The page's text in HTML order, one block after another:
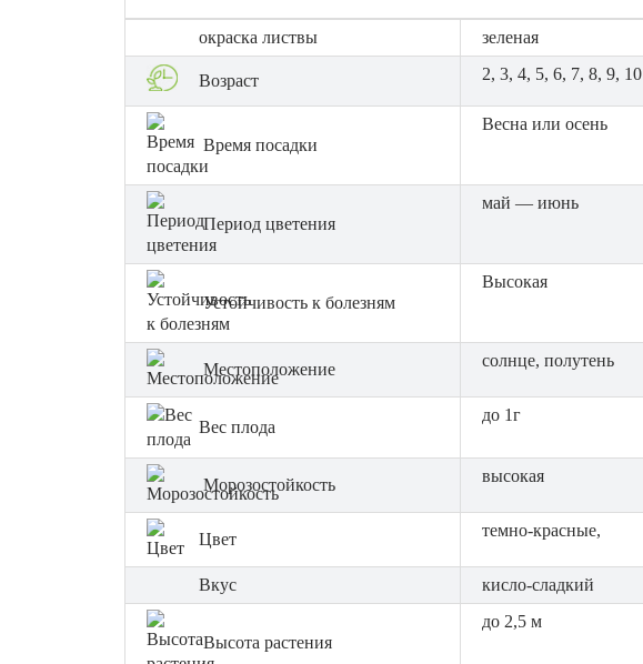
окраска листвы зеленая
Возраст 2, 3, 4, 5, 6, 7, 8, 9, 10
Время посадки
Весна или осень
Период цветения
май — июнь
Устойчивость к болезням
Высокая
Местоположение солнце, полутень
Вес плода
до 1г
Морозостойкость высокая
Цвет темно-красные,
Вкус кисло-сладкий
Высота растения
до 2,5 м